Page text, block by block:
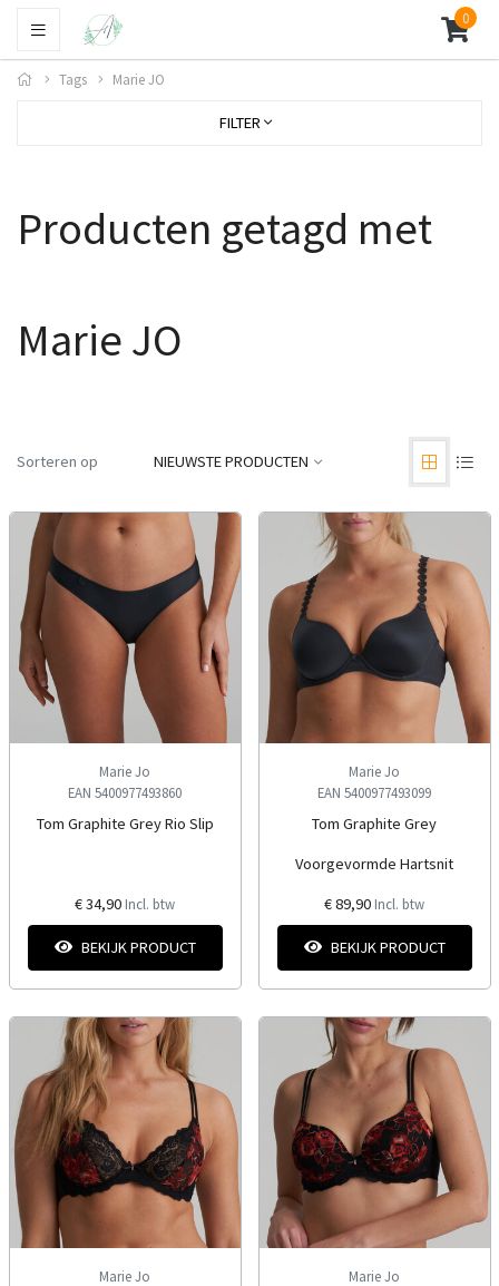
0
Tags Marie JO
FILTER
Producten getagd met
Marie JO
Sorteren op NIEUWSTE PRODUCTEN
Marie Jo
EAN 5400977493860
Tom Graphite Grey Rio Slip
€ 34,90 Incl. btw
BEKIJK PRODUCT
Marie Jo
EAN 5400977493099
Tom Graphite Grey
Voorgevormde Hartsnit
€ 89,90 Incl. btw
BEKIJK PRODUCT
Marie Jo
Marie Jo